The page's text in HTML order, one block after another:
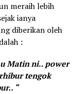
meraih lebih
ianya
diberikan oleh
:
Matin ni.. power
tengok
“